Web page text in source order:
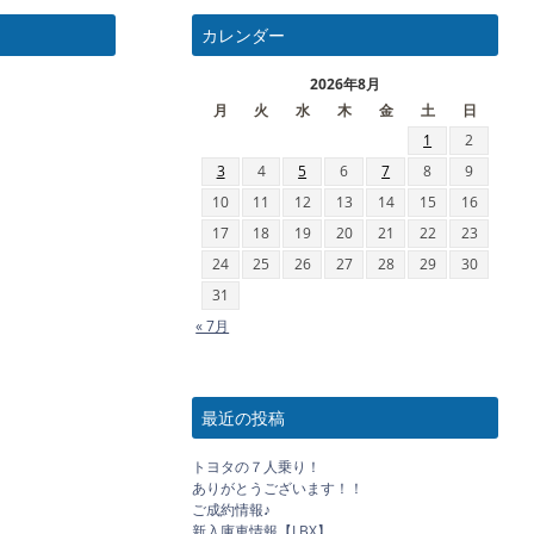
カレンダー
2026年8月
月
火 水 木 金 土
日
1
2
3
4 5 6 7 8
9
10
11 12 13 14 15
16
17
18 19 20 21 22
23
24
25 26 27 28 29
30
31
« 7月
最近の投稿
トヨタの７人乗り！
ありがとうございます！！
ご成約情報♪